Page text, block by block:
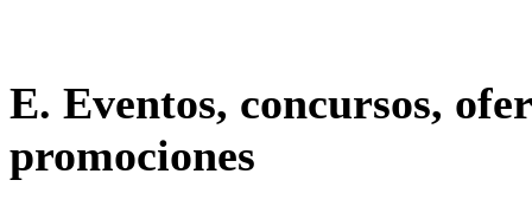
E. Eventos, concursos,
promociones